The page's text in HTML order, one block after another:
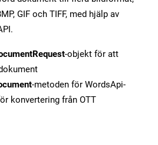
GIF och TIFF, med hjälp av
-objekt för att
-metoden för WordsApi-
konvertering från OTT